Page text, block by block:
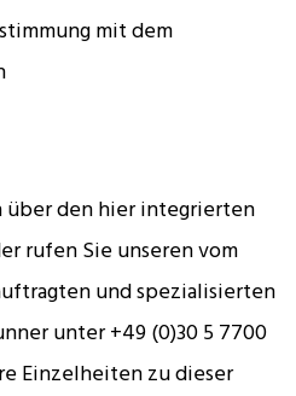
mit dem
über den hier integrierten
rufen Sie unseren vom
und spezialisierten
unter +49 (0)30 5 7700
Einzelheiten zu dieser